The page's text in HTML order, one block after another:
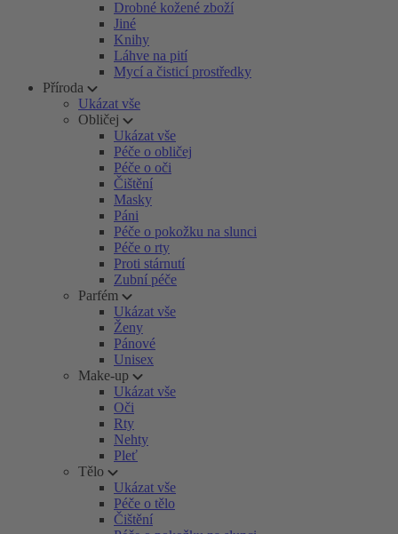
Drobné kožené zboží
Jiné
Knihy
Láhve na pití
Mycí a čisticí prostředky
Příroda
Ukázat vše
Obličej
Ukázat vše
Péče o obličej
Péče o oči
Čištění
Masky
Páni
Péče o pokožku na slunci
Péče o rty
Proti stárnutí
Zubní péče
Parfém
Ukázat vše
Ženy
Pánové
Unisex
Make-up
Ukázat vše
Oči
Rty
Nehty
Pleť
Tělo
Ukázat vše
Péče o tělo
Čištění